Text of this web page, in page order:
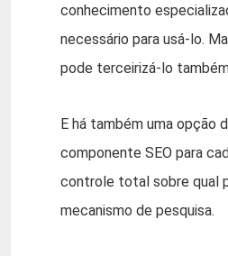
conhecimento
necessário para usá-lo.
pode terceirizá-lo
E há também uma opção
componente SEO para
controle total sobre qual
mecanismo de pesquisa.